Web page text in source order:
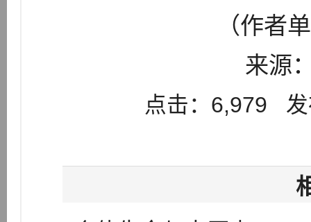
（作者
来源
点击：6,979